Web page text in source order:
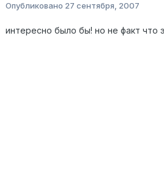
Опубликовано 27 сентября, 2007
интересно было бы! но не факт что